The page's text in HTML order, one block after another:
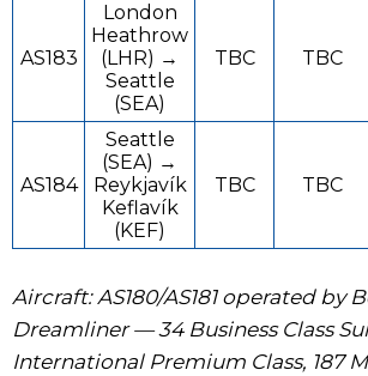
AS183
London
Heathrow
(LHR) →
Seattle
(SEA)
TBC TBC
AS184
Seattle
(SEA) →
Reykjavík
Keflavík
(KEF)
TBC TBC
Aircraft: AS180/AS181 operated by
Dreamliner — 34 Business Class
International Premium Class, 187